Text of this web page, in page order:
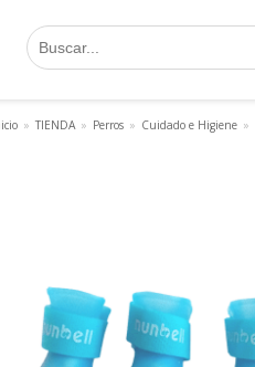
» TIENDA » Perros » Cuidado e Higiene »